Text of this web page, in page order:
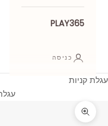
PLAY365
כניסה
עגלת קניות
תקריב